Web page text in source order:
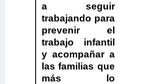
a seguir
trabajando para
prevenir el
trabajo infantil
y acompañar a
las familias que
más lo